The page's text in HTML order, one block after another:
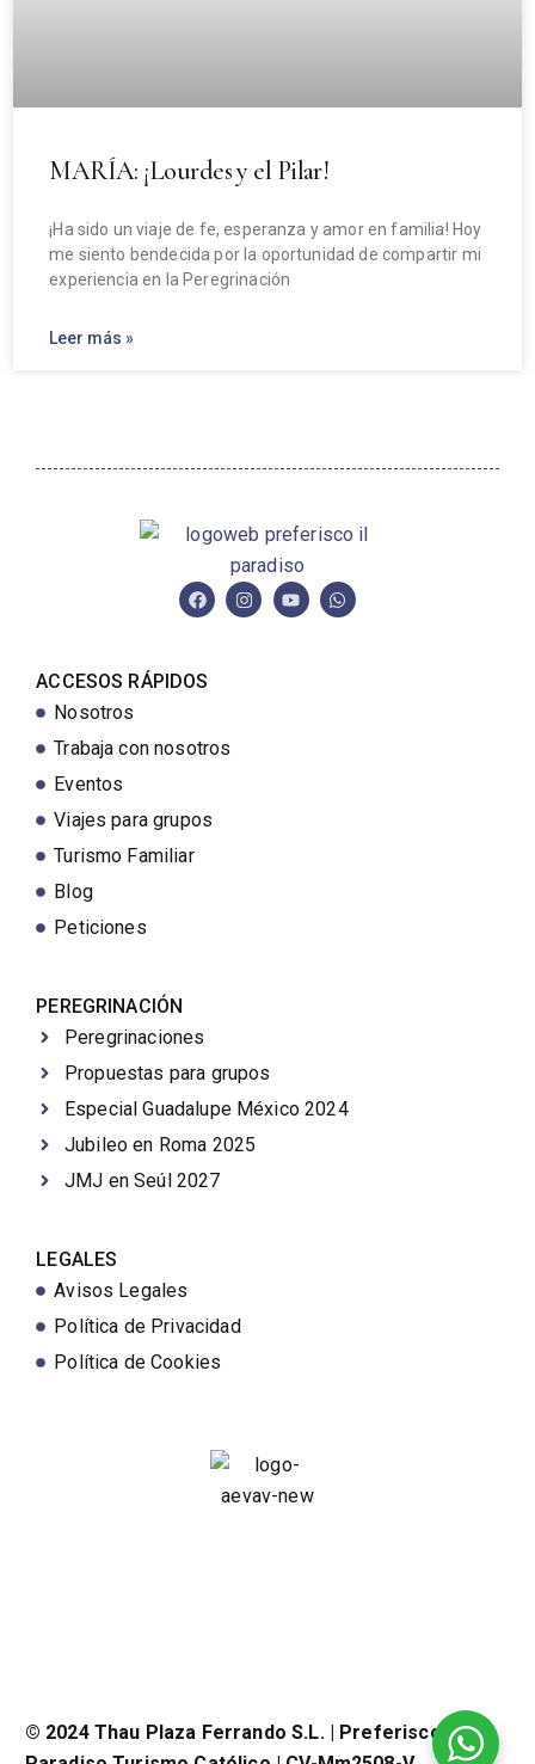
MARÍA: ¡Lourdes y el Pilar!
¡Ha sido un viaje de fe, esperanza y amor en familia! Hoy
me siento bendecida por la oportunidad de compartir mi
experiencia en la Peregrinación
Leer más »
ACCESOS RÁPIDOS
Nosotros
Trabaja con nosotros
Eventos
Viajes para grupos
Turismo Familiar
Blog
Peticiones
PEREGRINACIÓN
Peregrinaciones
Propuestas para grupos
Especial Guadalupe México 2024
Jubileo en Roma 2025
JMJ en Seúl 2027
LEGALES
Avisos Legales
Política de Privacidad
Política de Cookies
© 2024 Thau Plaza Ferrando S.L. | Preferisco il